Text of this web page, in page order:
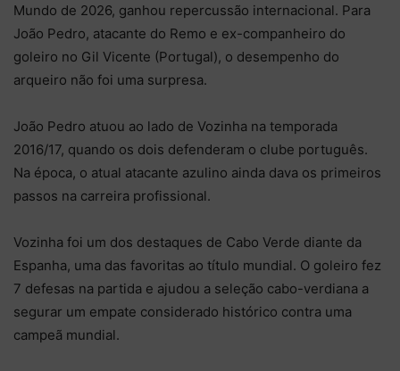
Mundo de 2026, ganhou repercussão internacional. Para
João Pedro, atacante do Remo e ex-companheiro do
goleiro no Gil Vicente (Portugal), o desempenho do
arqueiro não foi uma surpresa.
João Pedro atuou ao lado de Vozinha na temporada
2016/17, quando os dois defenderam o clube português.
Na época, o atual atacante azulino ainda dava os primeiros
passos na carreira profissional.
Vozinha foi um dos destaques de Cabo Verde diante da
Espanha, uma das favoritas ao título mundial. O goleiro fez
7 defesas na partida e ajudou a seleção cabo-verdiana a
segurar um empate considerado histórico contra uma
campeã mundial.